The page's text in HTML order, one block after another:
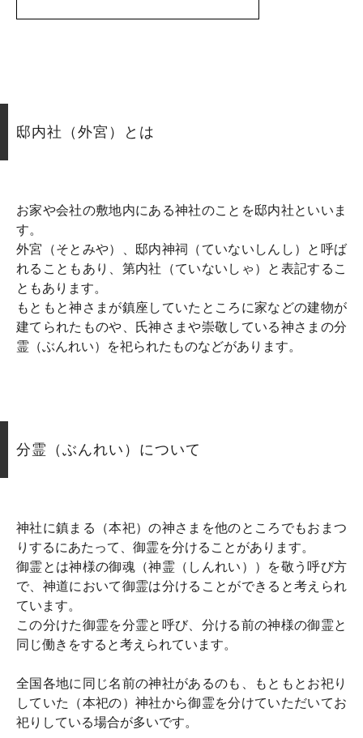
邸内社（外宮）とは
お家や会社の敷地内にある神社のことを邸内社といいま
す。
外宮（そとみや）、邸内神祠（ていないしんし）と呼ば
れることもあり、第内社（ていないしゃ）と表記するこ
ともあります。
もともと神さまが鎮座していたところに家などの建物が
建てられたものや、氏神さまや崇敬している神さまの分
霊（ぶんれい）を祀られたものなどがあります。
分霊（ぶんれい）について
神社に鎮まる（本祀）の神さまを他のところでもおまつ
りするにあたって、御霊を分けることがあります。
御霊とは神様の御魂（神霊（しんれい））を敬う呼び方
で、神道において御霊は分けることができると考えられ
ています。
この分けた御霊を分霊と呼び、分ける前の神様の御霊と
同じ働きをすると考えられています。
全国各地に同じ名前の神社があるのも、もともとお祀り
していた（本祀の）神社から御霊を分けていただいてお
祀りしている場合が多いです。